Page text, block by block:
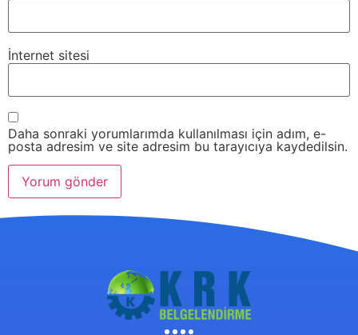
İnternet sitesi
Daha sonraki yorumlarımda kullanılması için adım, e-
posta adresim ve site adresim bu tarayıcıya kaydedilsin.